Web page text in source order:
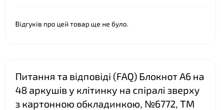
Відгуків про цей товар ще не було.
Питання та відповіді (FAQ) Блокнот А6 на
48 аркушів у клітинку на спіралі зверху
з картонною обкладинкою, №6772, ТМ